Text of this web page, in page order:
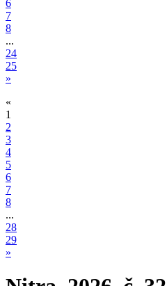
6
7
8
...
24
25
»
«
1
2
3
4
5
6
7
8
...
28
29
»